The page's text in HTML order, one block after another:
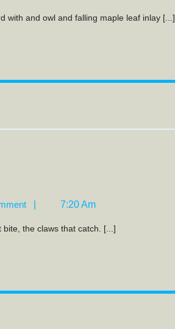
with and owl and falling maple leaf inlay [...]
7:20 Am
bite, the claws that catch. [...]